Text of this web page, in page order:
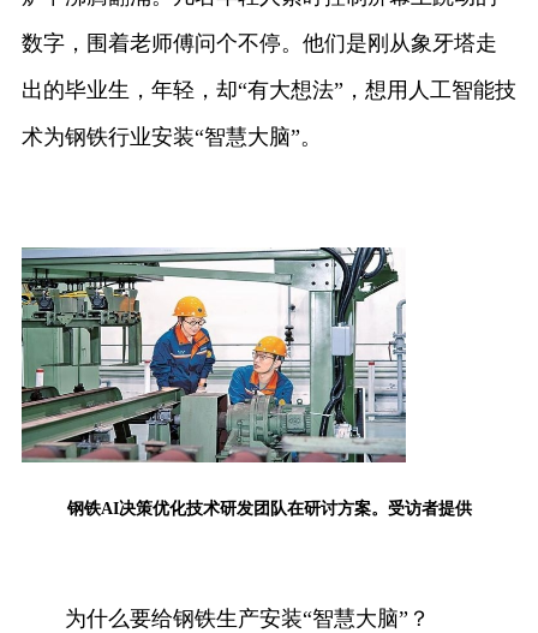
数字，围着老师傅问个不停。他们是刚从象牙塔走
出的毕业生，年轻，却“有大想法”，想用人工智能技
术为钢铁行业安装“智慧大脑”。
钢铁AI决策优化技术研发团队在研讨方案。受访者提供
为什么要给钢铁生产安装“智慧大脑”？